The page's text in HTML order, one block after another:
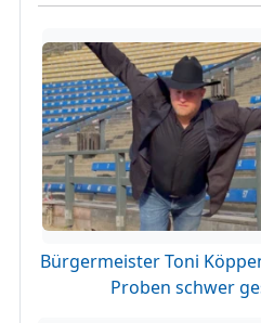
Bürgermeister Toni
Proben schwer